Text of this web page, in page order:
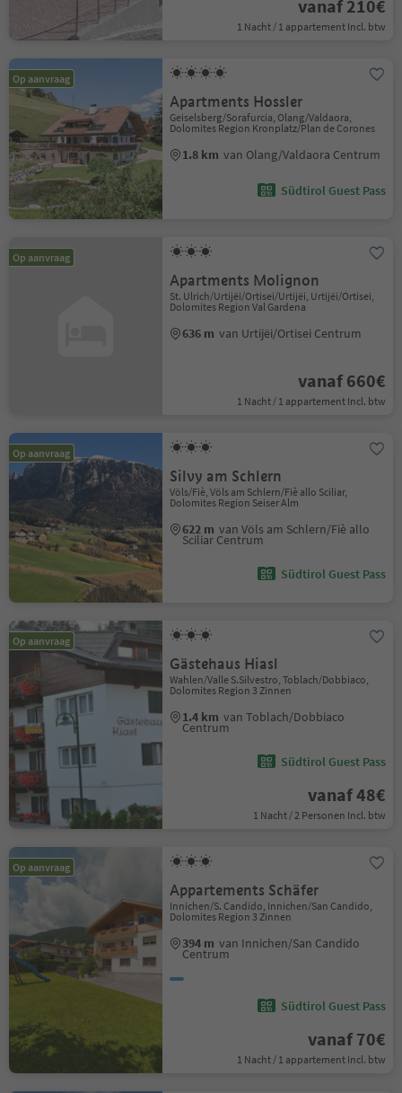
vanaf 210€
1 Nacht / 1 appartement Incl. btw
Op aanvraag
Apartments Hossler
Geiselsberg/Sorafurcia, Olang/Valdaora,
Dolomites Region Kronplatz/Plan de Corones
1.8 km van Olang/Valdaora Centrum
Südtirol Guest Pass
Op aanvraag
Apartments Molignon
St. Ulrich/Urtijëi/Ortisei/Urtijëi, Urtijëi/Ortisei,
Dolomites Region Val Gardena
636 m van Urtijëi/Ortisei Centrum
vanaf 660€
1 Nacht / 1 appartement Incl. btw
Op aanvraag
Silvy am Schlern
Völs/Fiè, Völs am Schlern/Fiè allo Sciliar,
Dolomites Region Seiser Alm
622 m van Völs am Schlern/Fiè allo
Sciliar Centrum
Südtirol Guest Pass
Op aanvraag
Gästehaus Hiasl
Wahlen/Valle S.Silvestro, Toblach/Dobbiaco,
Dolomites Region 3 Zinnen
1.4 km van Toblach/Dobbiaco
Centrum
Südtirol Guest Pass
vanaf 48€
1 Nacht / 2 Personen Incl. btw
Op aanvraag
Appartements Schäfer
Innichen/S. Candido, Innichen/San Candido,
Dolomites Region 3 Zinnen
394 m van Innichen/San Candido
Centrum
Südtirol Guest Pass
vanaf 70€
1 Nacht / 1 appartement Incl. btw